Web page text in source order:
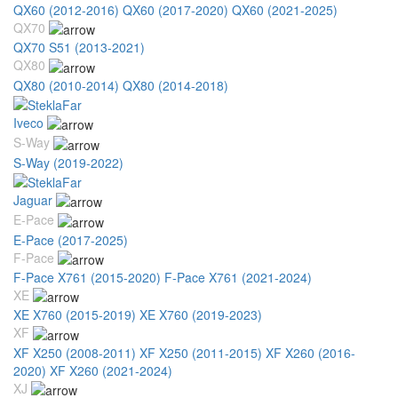
QX60 (2012-2016) QX60 (2017-2020) QX60 (2021-2025)
QX70
QX70 S51 (2013-2021)
QX80
QX80 (2010-2014) QX80 (2014-2018)
Iveco
S-Way
S-Way (2019-2022)
Jaguar
E-Pace
E-Pace (2017-2025)
F-Pace
F-Pace X761 (2015-2020) F-Pace X761 (2021-2024)
XE
XE X760 (2015-2019) XE X760 (2019-2023)
XF
XF X250 (2008-2011) XF X250 (2011-2015) XF X260 (2016-
2020) XF X260 (2021-2024)
XJ